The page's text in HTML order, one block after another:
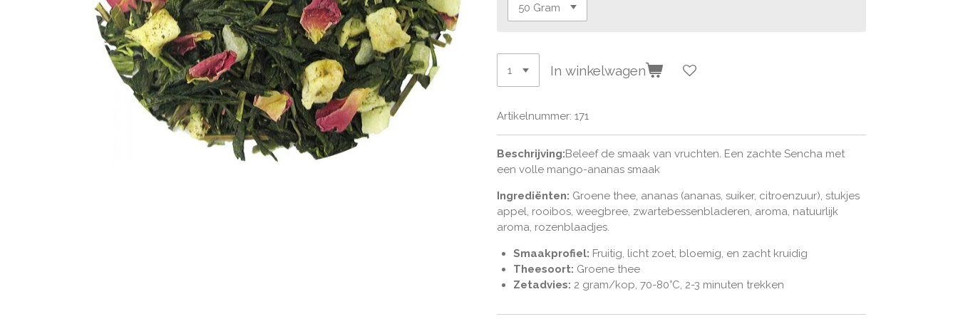
In winkelwagen
Artikelnummer: 171
Beschrijving:Beleef de smaak van vruchten. Een zachte Sencha met
een volle mango-ananas smaak
Ingrediënten: Groene thee, ananas (ananas, suiker, citroenzuur), stukjes
appel, rooibos, weegbree, zwartebessenbladeren, aroma, natuurlijk
aroma, rozenblaadjes.
Smaakprofiel: Fruitig, licht zoet, bloemig, en zacht kruidig
Theesoort: Groene thee
Zetadvies: 2 gram/kop, 70-80°C, 2-3 minuten trekken